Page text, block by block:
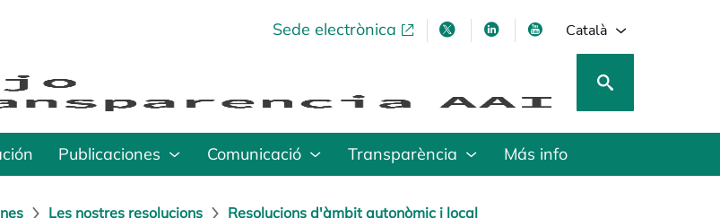
Sede electrònicaopens in a new tabopens in a new tab
opens in a new tab
opens in a new tab
Català
Publicaciones Comunicació Transparència Más info
Les nostres resolucions Resolucions d'àmbit autonòmic i local